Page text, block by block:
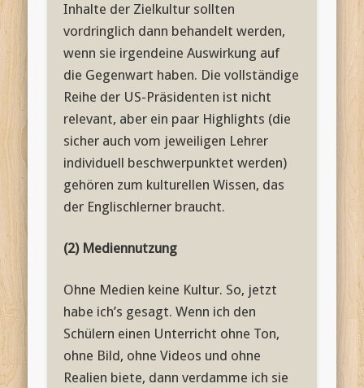
Inhalte der Zielkultur sollten
vordringlich dann behandelt werden,
wenn sie irgendeine Auswirkung auf
die Gegenwart haben. Die vollständige
Reihe der US-Präsidenten ist nicht
relevant, aber ein paar Highlights (die
sicher auch vom jeweiligen Lehrer
individuell beschwerpunktet werden)
gehören zum kulturellen Wissen, das
der Englischlerner braucht.
(2) Mediennutzung
Ohne Medien keine Kultur. So, jetzt
habe ich’s gesagt. Wenn ich den
Schülern einen Unterricht ohne Ton,
ohne Bild, ohne Videos und ohne
Realien biete, dann verdamme ich sie